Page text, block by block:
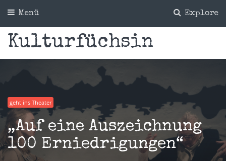
Explore
Menü
Kulturfüchsin
geht ins Theater
„Auf eine Auszeichnung
100 Erniedrigungen“